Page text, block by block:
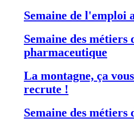
Semaine de l'emploi
Semaine des
pharmaceutique
La montagne, ça
recrute !
Semaine des métiers